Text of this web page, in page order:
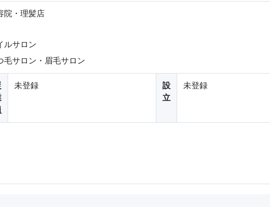
・理髪店
サロン
サロン・眉毛サロン
未登録
設
立
未登録